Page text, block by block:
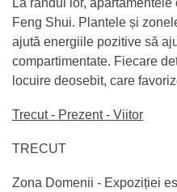
Feng Shui. Plantele și
ajută energiile pozitive să
compartimentate. Fiecare
locuire deosebit, care
Trecut - Prezent - Viitor
TRECUT
Zona Domenii - Expoziției